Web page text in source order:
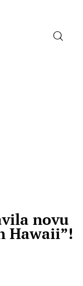
novu
Hawaii”!